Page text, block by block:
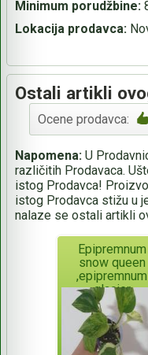
Minimum porudžbine:
Lokacija prodavca:
Ostali artikli
Ocene prodavca:
Napomena: U
različitih Prodavaca.
istog Prodavca!
istog Prodavca stižu u
nalaze se ostali artikli
Epipremnum
snow queen
,epipremnum
glacier